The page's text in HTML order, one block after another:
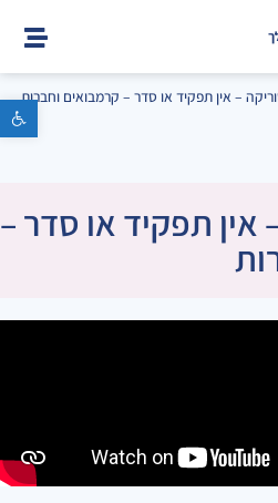
פתח סרגל נגישות
– אין תפקיד או סדר – קרמבואים וחברות
אין תפקיד או סדר –